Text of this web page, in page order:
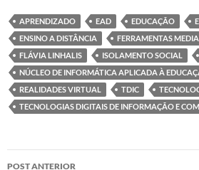
to
d
o
n
e
b
o
o
k
at
s
A
p
p
nt
APRENDIZADO EAD EDUCAÇÃO
ENSINO A DISTÂNCIA
FERRAMENTAS
FLÁVIA LINHALIS
ISOLAMENTO SOCIAL
NÚCLEO DE INFORMÁTICA APLICADA À
REALIDADES VIRTUAL
TDIC
TECNOLOGIAS DIGITAIS DE INFORMAÇÃO E
Navegação
POST ANTERIOR